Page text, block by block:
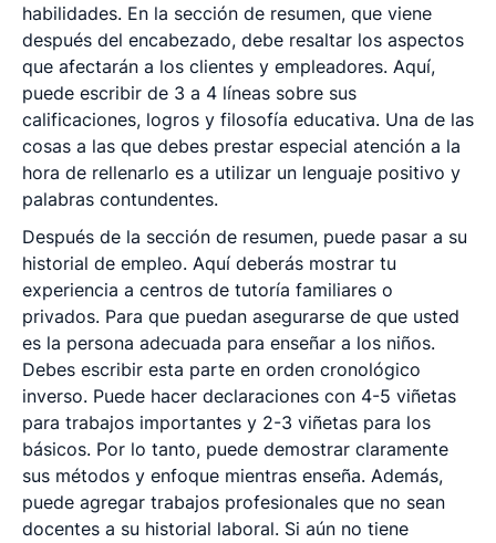
habilidades. En la sección de resumen, que viene
después del encabezado, debe resaltar los aspectos
que afectarán a los clientes y empleadores. Aquí,
puede escribir de 3 a 4 líneas sobre sus
calificaciones, logros y filosofía educativa. Una de las
cosas a las que debes prestar especial atención a la
hora de rellenarlo es a utilizar un lenguaje positivo y
palabras contundentes.
Después de la sección de resumen, puede pasar a su
historial de empleo. Aquí deberás mostrar tu
experiencia a centros de tutoría familiares o
privados. Para que puedan asegurarse de que usted
es la persona adecuada para enseñar a los niños.
Debes escribir esta parte en orden cronológico
inverso. Puede hacer declaraciones con 4-5 viñetas
para trabajos importantes y 2-3 viñetas para los
básicos. Por lo tanto, puede demostrar claramente
sus métodos y enfoque mientras enseña. Además,
puede agregar trabajos profesionales que no sean
docentes a su historial laboral. Si aún no tiene